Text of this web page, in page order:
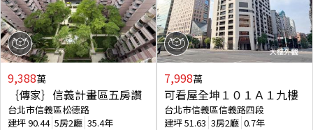
9,388萬
｛傳家｝信義計畫區五房讚
台北市信義區松德路
建坪90.44 5房2廳 35.4年
7,998萬
可看屋全坤１０１Ａ１九樓
台北市信義區信義路四段
建坪51.63 3房2廳 0.7年